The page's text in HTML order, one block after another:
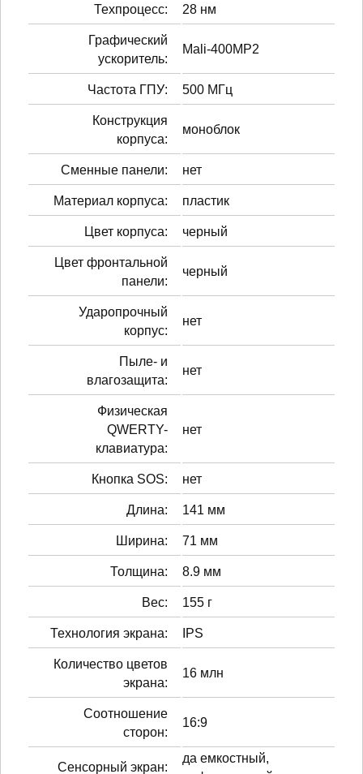
Техпроцесс: 28 нм
Графический
ускоритель:
Mali-400MP2
Частота ГПУ: 500 МГц
Конструкция
корпуса:
моноблок
Сменные панели: нет
Материал корпуса: пластик
Цвет корпуса: черный
Цвет фронтальной
панели:
черный
Ударопрочный
корпус:
нет
Пыле- и
влагозащита:
нет
Физическая
QWERTY-
клавиатура:
нет
Кнопка SOS: нет
Длина: 141 мм
Ширина: 71 мм
Толщина: 8.9 мм
Вес: 155 г
Технология экрана: IPS
Количество цветов
экрана:
16 млн
Соотношение
сторон:
16:9
Сенсорный экран:
да емкостный,